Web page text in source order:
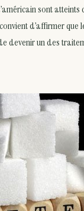
sont
d’affirmer que
devenir un des